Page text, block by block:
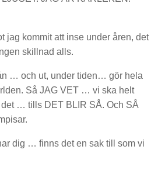
jag kommit att inse under åren, det
skillnad alls.
… och ut, under tiden… gör hela
Så JAG VET … vi ska helt
det … tills DET BLIR SÅ. Och SÅ
dig … finns det en sak till som vi